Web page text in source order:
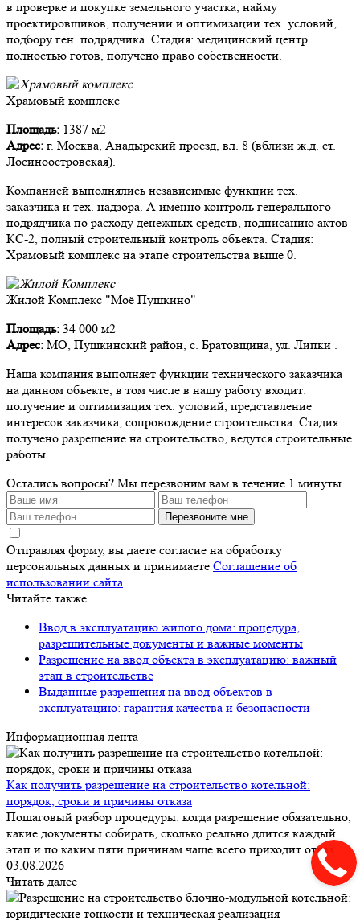
в проверке и покупке земельного участка, найму
проектировщиков, получении и оптимизации тех. условий,
подбору ген. подрядчика. Стадия: медицинский центр
полностью готов, получено право собственности.
Храмовый комплекс
Площадь: 1387 м2
Адрес: г. Москва, Анадырский проезд, вл. 8 (вблизи ж.д. ст.
Лосиноостровская).
Компанией выполнялись независимые функции тех.
заказчика и тех. надзора. А именно контроль генерального
подрядчика по расходу денежных средств, подписанию актов
КС-2, полный строительный контроль объекта. Стадия:
Храмовый комплекс на этапе строительства выше 0.
Жилой Комплекс "Моё Пушкино"
Площадь: 34 000 м2
Адрес: МО, Пушкинский район, с. Братовщина, ул. Липки .
Наша компания выполняет функции технического заказчика
на данном объекте, в том числе в нашу работу входит:
получение и оптимизация тех. условий, представление
интересов заказчика, сопровождение строительства. Стадия:
получено разрешение на строительство, ведутся строительные
работы.
Остались вопросы? Мы перезвоним вам в течение 1 минуты
Перезвоните мне
Отправляя форму, вы даете согласие на обработку
персональных данных и принимаете Соглашение об
использовании сайта.
Читайте также
Ввод в эксплуатацию жилого дома: процедура,
разрешительные документы и важные моменты
Разрешение на ввод объекта в эксплуатацию: важный
этап в строительстве
Выданные разрешения на ввод объектов в
эксплуатацию: гарантия качества и безопасности
Информационная лента
Как получить разрешение на строительство котельной:
порядок, сроки и причины отказа
Пошаговый разбор процедуры: когда разрешение обязательно,
какие документы собирать, сколько реально длится каждый
этап и по каким пяти причинам чаще всего приходит отказ.
03.08.2026
Читать далее